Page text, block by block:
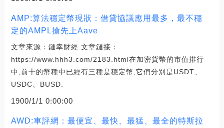
AMP:算法穩定幣現狀：借貸協議應用最多，最不穩
定的AMPL搶先上Aave
文章來源：鏈幸財經 文章鏈接：
https://www.hhh3.com/2183.html在加密貨幣的市值排行
中,前十的幣種中已經有三種是穩定幣,它們分別是USDT、
USDC、BUSD.
1900/1/1 0:00:00
AWD:車評網：最便宜、最快、最猛、最全的特斯拉